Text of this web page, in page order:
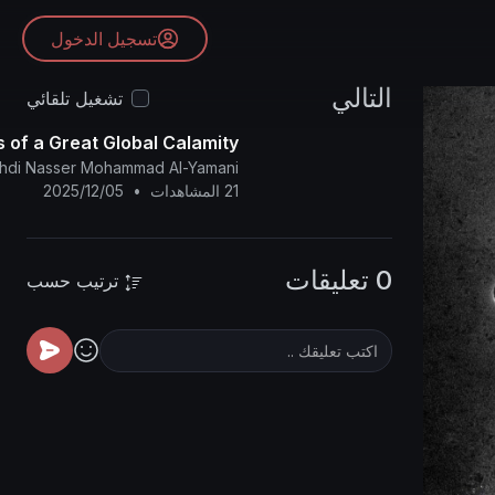
تسجيل الدخول
التالي
تشغيل تلقائي
of a Great Global Calamity
Nasser Mohammad Al-Yamani
21 المشاهدات
•
2025/12/05
0 تعليقات ترتيب حسب